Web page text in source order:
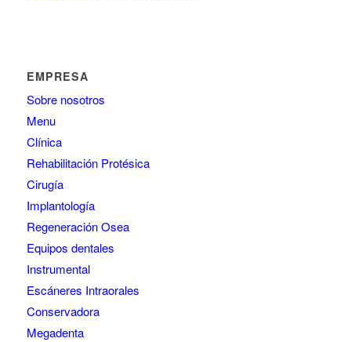
EMPRESA
Sobre nosotros
Menu
Clínica
Rehabilitación Protésica
Cirugía
Implantología
Regeneración Osea
Equipos dentales
Instrumental
Escáneres Intraorales
Conservadora
Megadenta